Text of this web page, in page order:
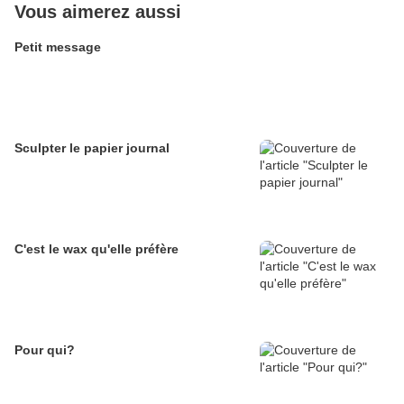
Vous aimerez aussi
Petit message
Sculpter le papier journal
C'est le wax qu'elle préfère
Pour qui?